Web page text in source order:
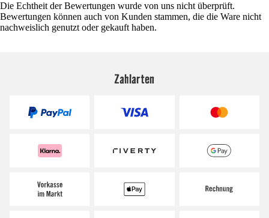
Die Echtheit der Bewertungen wurde von uns nicht überprüft.
Bewertungen können auch von Kunden stammen, die die Ware nicht
nachweislich genutzt oder gekauft haben.
Zahlarten